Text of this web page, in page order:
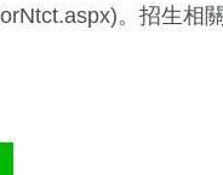
)。招生相